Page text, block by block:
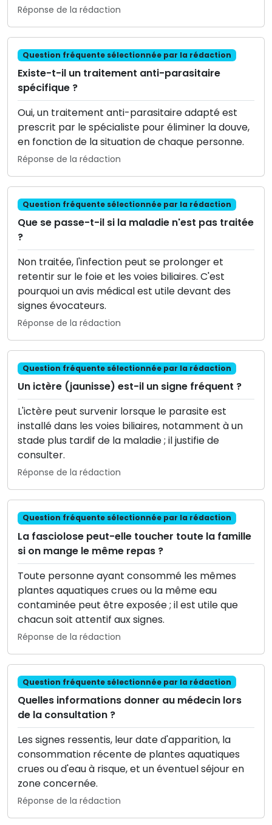
Réponse de la rédaction
Question fréquente sélectionnée par la rédaction
Existe-t-il un traitement anti-parasitaire
spécifique ?
Oui, un traitement anti-parasitaire adapté est
prescrit par le spécialiste pour éliminer la douve,
en fonction de la situation de chaque personne.
Réponse de la rédaction
Question fréquente sélectionnée par la rédaction
Que se passe-t-il si la maladie n'est pas traitée
?
Non traitée, l'infection peut se prolonger et
retentir sur le foie et les voies biliaires. C'est
pourquoi un avis médical est utile devant des
signes évocateurs.
Réponse de la rédaction
Question fréquente sélectionnée par la rédaction
Un ictère (jaunisse) est-il un signe fréquent ?
L'ictère peut survenir lorsque le parasite est
installé dans les voies biliaires, notamment à un
stade plus tardif de la maladie ; il justifie de
consulter.
Réponse de la rédaction
Question fréquente sélectionnée par la rédaction
La fasciolose peut-elle toucher toute la famille
si on mange le même repas ?
Toute personne ayant consommé les mêmes
plantes aquatiques crues ou la même eau
contaminée peut être exposée ; il est utile que
chacun soit attentif aux signes.
Réponse de la rédaction
Question fréquente sélectionnée par la rédaction
Quelles informations donner au médecin lors
de la consultation ?
Les signes ressentis, leur date d'apparition, la
consommation récente de plantes aquatiques
crues ou d'eau à risque, et un éventuel séjour en
zone concernée.
Réponse de la rédaction